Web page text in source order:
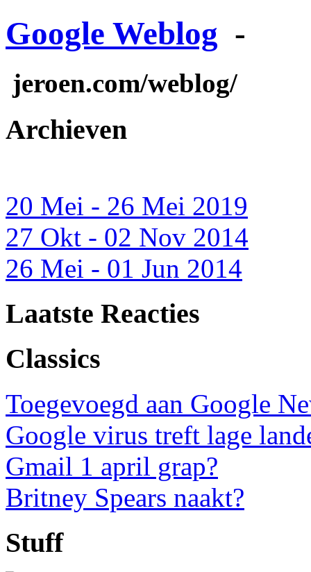
Google Weblog -
jeroen.com/weblog/
Archieven
20 Mei - 26 Mei 2019
27 Okt - 02 Nov 2014
26 Mei - 01 Jun 2014
Laatste Reacties
Classics
Toegevoegd aan Google
Google virus treft lage
Gmail 1 april grap?
Britney Spears naakt?
Stuff